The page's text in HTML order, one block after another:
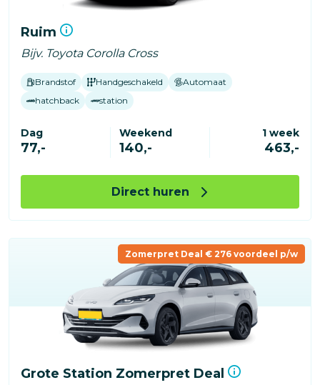
Ruim
Bijv. Toyota Corolla Cross
Brandstof Handgeschakeld
Automaat
hatchback
station
Dag
77,-
Weekend
140,-
1 week
463,-
Direct huren
Zomerpret Deal € 276 voordeel p/w
Grote Station Zomerpret Deal